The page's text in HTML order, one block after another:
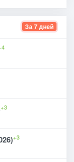
За 7 дней
+3
+3